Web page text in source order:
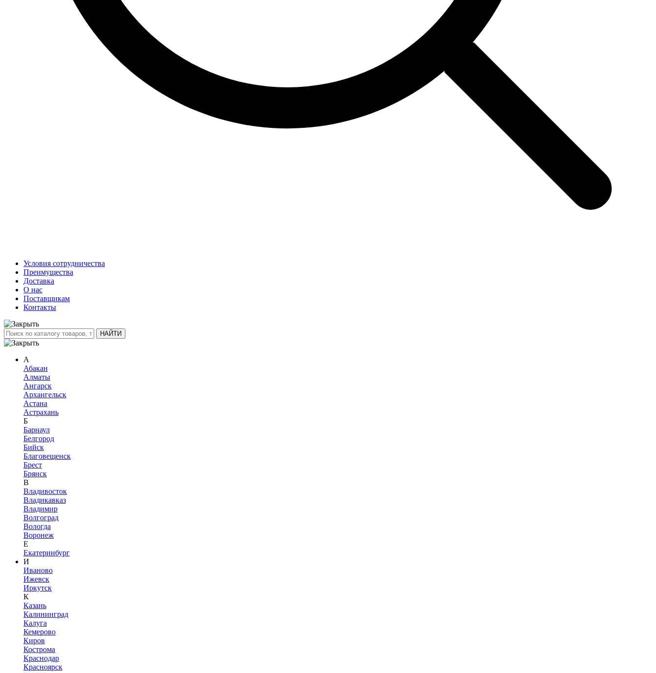
Условия сотрудничества
Преимущества
Доставка
О нас
Поставщикам
Контакты
А
Абакан
Алматы
Ангарск
Архангельск
Астана
Астрахань
Б
Барнаул
Белгород
Бийск
Благовещенск
Брест
Брянск
В
Владивосток
Владикавказ
Владимир
Волгоград
Вологда
Воронеж
Е
Екатеринбург
И
Иваново
Ижевск
Иркутск
К
Казань
Калининград
Калуга
Кемерово
Киров
Кострома
Краснодар
Красноярск